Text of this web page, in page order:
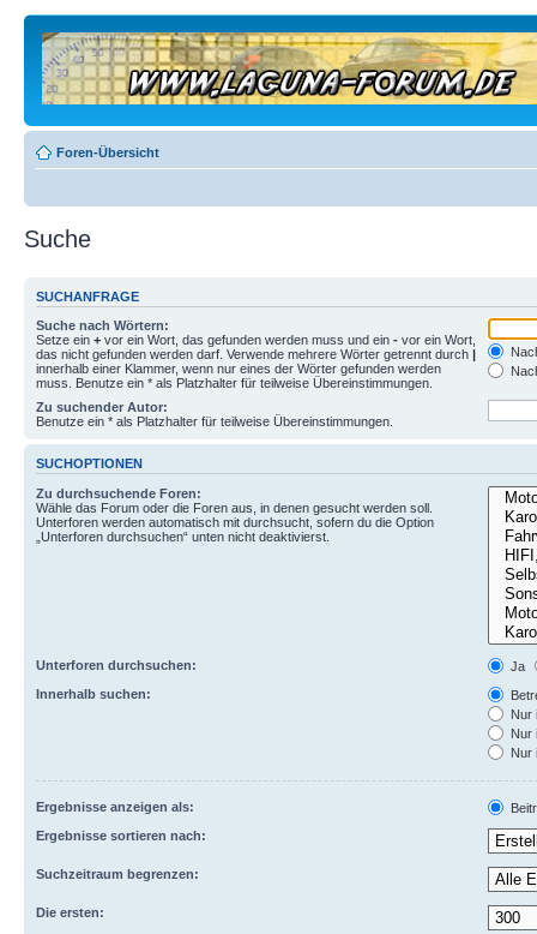
Foren-Übersicht
Suche
SUCHANFRAGE
Suche nach Wörtern:
Setze ein + vor ein Wort, das gefunden werden muss und ein - vor ein Wort,
das nicht gefunden werden darf. Verwende mehrere Wörter getrennt durch |
innerhalb einer Klammer, wenn nur eines der Wörter gefunden werden
muss. Benutze ein * als Platzhalter für teilweise Übereinstimmungen.
Zu suchender Autor:
Benutze ein * als Platzhalter für teilweise Übereinstimmungen.
SUCHOPTIONEN
Zu durchsuchende Foren:
Wähle das Forum oder die Foren aus, in denen gesucht werden soll.
Unterforen werden automatisch mit durchsucht, sofern du die Option
„Unterforen durchsuchen“ unten nicht deaktivierst.
Unterforen durchsuchen:
Ja
Innerhalb suchen:
Nur
Nur
Nur
Ergebnisse anzeigen als:
Ergebnisse sortieren nach:
Suchzeitraum begrenzen:
Die ersten: